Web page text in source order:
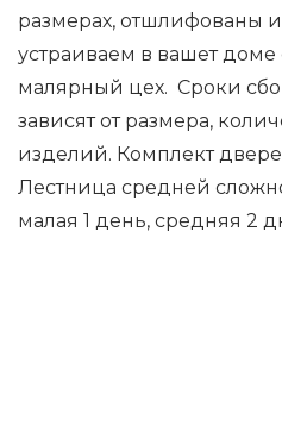
размерах, отшлифованы
устраиваем в вашет
малярный цех. Сроки
зависят от размера,
изделий. Комплект
Лестница средней
малая 1 день, средняя 2